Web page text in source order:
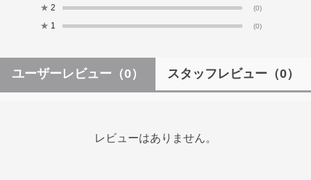
★ 2 (0)
★ 1 (0)
ユーザーレビュー （0） スタッフレビュー （0）
レビューはありません。